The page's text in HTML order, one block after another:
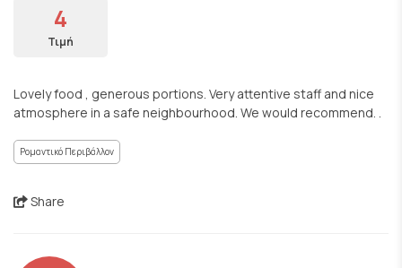
4
Τιμή
Lovely food , generous portions. Very attentive staff and nice
atmosphere in a safe neighbourhood. We would recommend. .
Ρομαντικό Περιβάλλον
Share